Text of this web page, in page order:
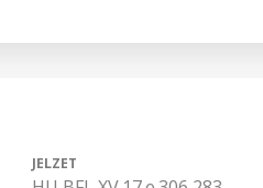
JELZET